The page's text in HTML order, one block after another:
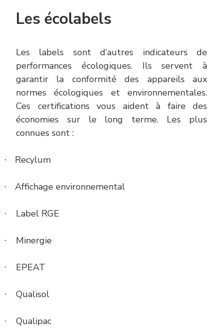
Les écolabels
Les labels sont d’autres indicateurs de
performances écologiques. Ils servent à
garantir la conformité des appareils aux
normes écologiques et environnementales.
Ces certifications vous aident à faire des
économies sur le long terme. Les plus
connues sont :
· Recylum
· Affichage environnemental
· Label RGE
· Minergie
· EPEAT
· Qualisol
· Qualipac